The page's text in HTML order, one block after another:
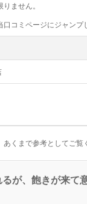
ません。
コミページにジャンプ
くまで参考としてご覧
が、飽きが来て